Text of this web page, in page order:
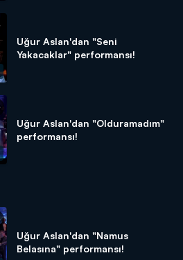
Uğur Aslan'dan "Seni
Yakacaklar" performansı!
Uğur Aslan'dan "Olduramadım"
performansı!
Uğur Aslan'dan "Namus
Belasına" performansı!